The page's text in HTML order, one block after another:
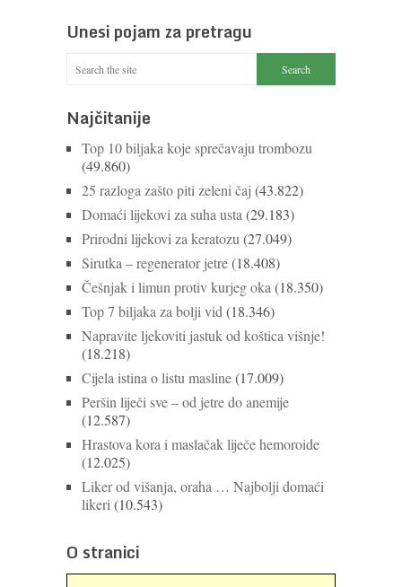
Unesi pojam za pretragu
Najčitanije
Top 10 biljaka koje sprečavaju trombozu
(49.860)
25 razloga zašto piti zeleni čaj (43.822)
Domaći lijekovi za suha usta (29.183)
Prirodni lijekovi za keratozu (27.049)
Sirutka – regenerator jetre(18.408)
Češnjak i limun protiv kurjeg oka (18.350)
Top 7 biljaka za bolji vid (18.346)
Napravite ljekoviti jastuk od koštica višnje!
(18.218)
Cijela istina o listu masline(17.009)
Peršin liječi sve – od jetre do anemije
(12.587)
Hrastova kora i maslačak liječe hemoroide
(12.025)
Liker od višanja, oraha … Najbolji domaći
likeri (10.543)
O stranici